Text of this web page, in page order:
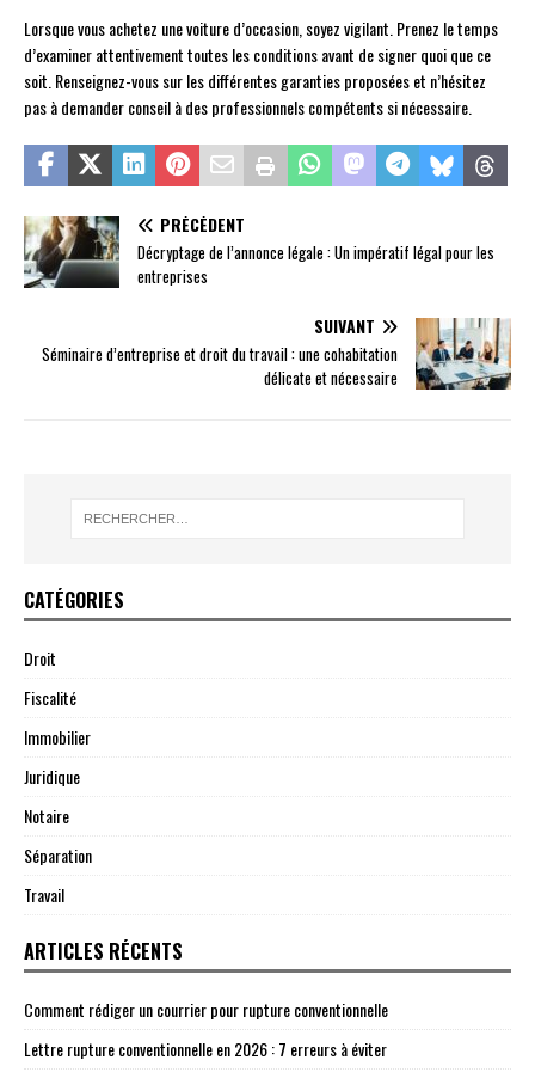
Lorsque vous achetez une voiture d’occasion, soyez vigilant. Prenez le temps
d’examiner attentivement toutes les conditions avant de signer quoi que ce
soit. Renseignez-vous sur les différentes garanties proposées et n’hésitez
pas à demander conseil à des professionnels compétents si nécessaire.
PRÉCÉDENT
Décryptage de l’annonce légale : Un impératif légal pour les
entreprises
SUIVANT
Séminaire d’entreprise et droit du travail : une cohabitation
délicate et nécessaire
CATÉGORIES
Droit
Fiscalité
Immobilier
Juridique
Notaire
Séparation
Travail
ARTICLES RÉCENTS
Comment rédiger un courrier pour rupture conventionnelle
Lettre rupture conventionnelle en 2026 : 7 erreurs à éviter